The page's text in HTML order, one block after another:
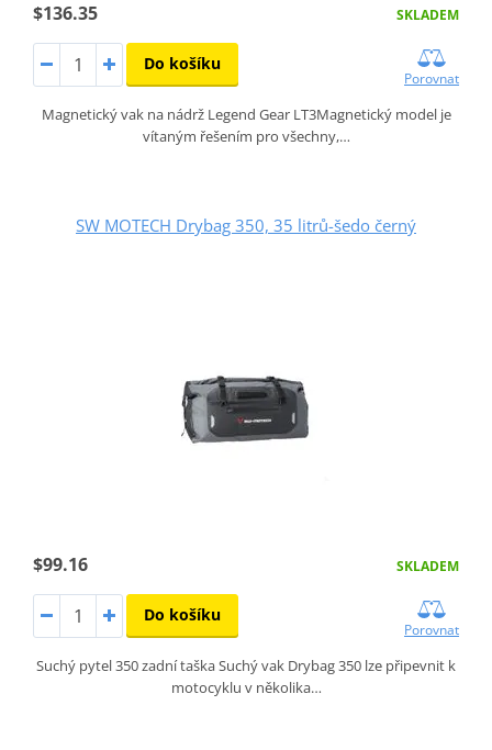
$136.35 SKLADEM
Do košíku
Porovnat
Magnetický vak na nádrž Legend Gear LT3Magnetický model je
vítaným řešením pro všechny,…
SW MOTECH Drybag 350, 35 litrů-šedo černý
$99.16 SKLADEM
Do košíku
Porovnat
Suchý pytel 350 zadní taška Suchý vak Drybag 350 lze připevnit k
motocyklu v několika…